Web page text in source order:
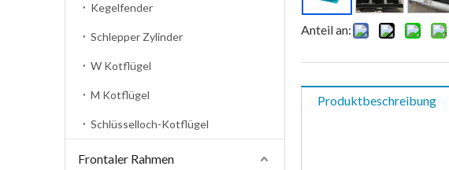
Kegelfender
Schlepper Zylinder
W Kotflügel
M Kotflügel
Schlüsselloch-Kotflügel
Frontaler Rahmen
Anteil an:
Produktbeschreibung